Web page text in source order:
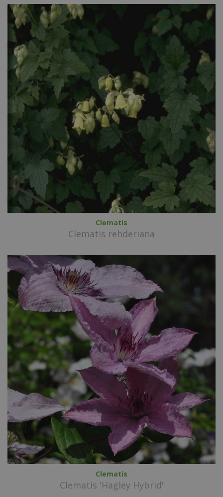
Clematis
Clematis rehderiana
Clematis
Clematis 'Hagley Hybrid'